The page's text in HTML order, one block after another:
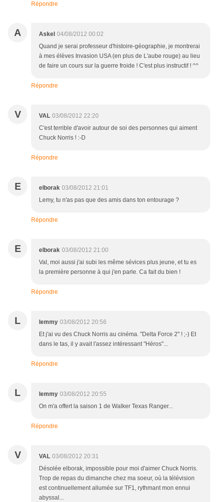
Répondre
A Askel 04/08/2012 00:02
Quand je serai professeur d'histoire-géographie, je montrerai
à mes élèves Invasion USA (en plus de L'aube rouge) au lieu
de faire un cours sur la guerre froide ! C'est plus instructif ! ^^
Répondre
V VAL 03/08/2012 22:20
C'est terrible d'avoir autour de soi des personnes qui aiment
Chuck Norris ! :-D
Répondre
E elborak 03/08/2012 21:01
Lemy, tu n'as pas que des amis dans ton entourage ?
Répondre
E elborak 03/08/2012 21:00
Val, moi aussi j'ai subi les même sévices plus jeune, et tu es
la première personne à qui j'en parle. Ca fait du bien !
Répondre
L lemmy 03/08/2012 20:56
Et j'ai vu des Chuck Norris au cinéma. "Delta Force 2" ! ;-) Et
dans le tas, il y avait l'assez intéressant "Héros"...
Répondre
L lemmy 03/08/2012 20:55
On m'a offert la saison 1 de Walker Texas Ranger...
Répondre
V VAL 03/08/2012 20:31
Désolée elborak, impossible pour moi d'aimer Chuck Norris.
Trop de repas du dimanche chez ma soeur, où la télévision
est continuellement allumée sur TF1, rythmant mon ennui
abyssal...